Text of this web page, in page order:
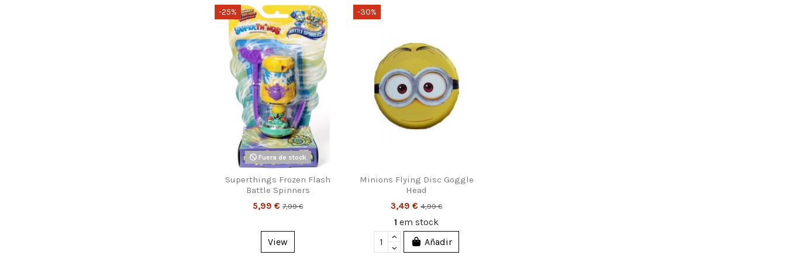
-25%
Fuera de stock
Superthings Frozen Flash
Battle Spinners
5,99 €7,99 €
View
-30%
Minions Flying Disc Goggle
Head
3,49 €4,99 €
1em stock
Añadir